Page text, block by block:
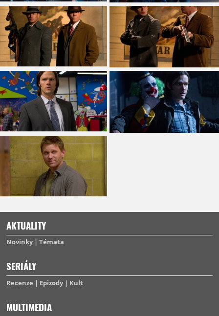
AKTUALITY
Novinky Témata
SERIÁLY
Recenze Epizody Kult
MULTIMEDIA